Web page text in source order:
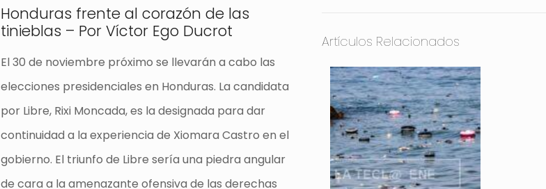
Honduras frente al corazón de las
tinieblas – Por Víctor Ego Ducrot
El 30 de noviembre próximo se llevarán a cabo las
elecciones presidenciales en Honduras. La candidata
por Libre, Rixi Moncada, es la designada para dar
continuidad a la experiencia de Xiomara Castro en el
gobierno. El triunfo de Libre sería una piedra angular
de cara a la amenazante ofensiva de las derechas
Artículos Relacionados